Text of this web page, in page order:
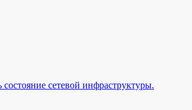
сетевой инфраструктуры.